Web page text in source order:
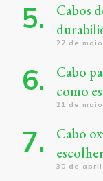
Cabos
27 de
Cabo
como
21 de
Cabo
30 de abril